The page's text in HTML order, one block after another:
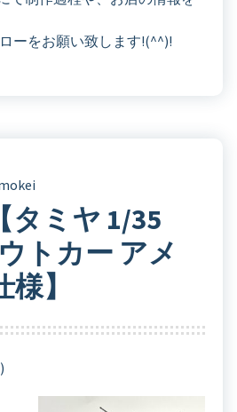
ーをお願い致します!(^^)!
ミヤ 1/35
トカー アメ
】